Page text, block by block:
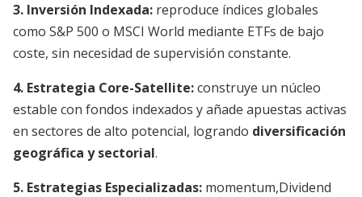
3. Inversión Indexada: reproduce índices globales
como S&P 500 o MSCI World mediante ETFs de bajo
coste, sin necesidad de supervisión constante.
4. Estrategia Core-Satellite:construye un núcleo
estable con fondos indexados y añade apuestas activas
en sectores de alto potencial, logrando diversificación
geográfica y sectorial.
5. Estrategias Especializadas: momentum,Dividend